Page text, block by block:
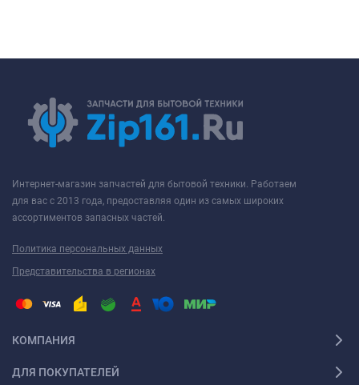
Интернет-магазин запчастей для бытовой техники. Работаем
для вас с 2013 года, предоставляя один из самых широких
ассортиментов запасных частей.
Политика персональных данных
Представительства в регионах
КОМПАНИЯ
ДЛЯ ПОКУПАТЕЛЕЙ